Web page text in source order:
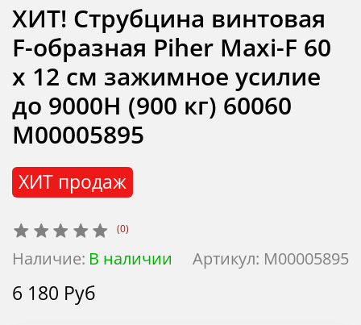
(0)
Артикул: М00005895
Наличие: В наличии
ХИТ продаж
ХИТ! Струбцина винтовая
F-образная Piher Maxi-F 60
х 12 см зажимное усилие
до 9000Н (900 кг) 60060
М00005895
6 180 Руб